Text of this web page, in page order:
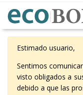
Estimado usuario,
Sentimos
visto obligados a
debido a que las